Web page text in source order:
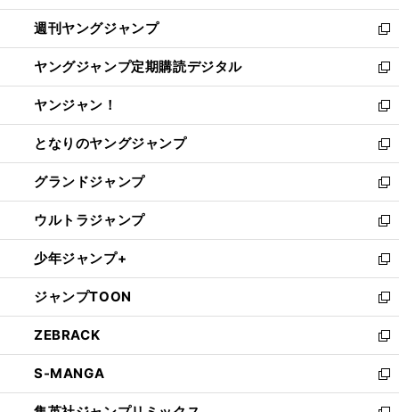
開
く
ウ
で
開
く
ン
ド
ウ
で
開
く
ウ
ィ
ン
ド
ウ
で
開
く
週刊ヤングジャンプ
新
し
い
ウ
ィ
ン
ド
ウ
で
開
く
ヤングジャンプ定期購読デジタル
新
し
い
ウ
ィ
ン
ド
ウ
で
開
く
ヤンジャン！
新
し
い
ウ
ィ
ン
ド
ウ
で
開
く
となりのヤングジャンプ
新
し
い
ウ
ィ
ン
ド
ウ
で
開
く
グランドジャンプ
新
し
い
ウ
ィ
ン
ド
ウ
で
開
く
ウルトラジャンプ
新
し
い
ウ
ィ
ン
ド
ウ
で
開
少年ジャンプ+
新
し
い
ウ
ィ
ン
ド
ウ
ジャンプTOON
新
し
い
ウ
ィ
ン
ZEBRACK
新
し
い
ウ
S-MANGA
新
し